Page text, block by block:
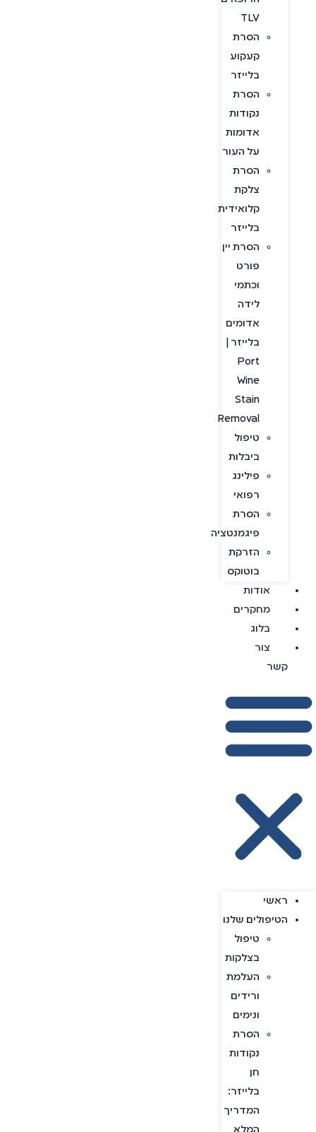
TLV
הסרת
קעקוע
בלייזר
הסרת
נקודות
אדומות
על העור
הסרת
צלקת
קלואידית
בלייזר
הסרת יין
פורט
וכתמי
לידה
אדומים
בלייזר |
Port
Wine
Stain
Removal
טיפול
ביבלות
פילינג
רפואי
הסרת
פיגמנטציה
הזרקת
בוטוקס
אודות
מחקרים
בלוג
צור
קשר
ראשי
הטיפולים שלנו
טיפול
בצלקות
העלמת
ורידים
ונימים
הסרת
נקודות
חן
בלייזר:
המדריך